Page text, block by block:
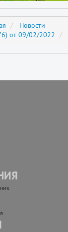
Новости
от 09/02/2022